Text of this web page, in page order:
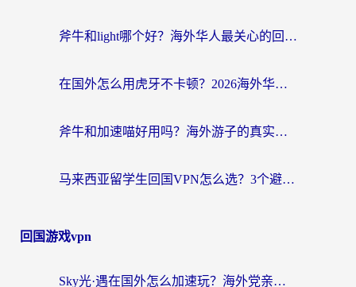
斧牛和light哪个好？海外华人最关心的回国加速器选择难题，一篇讲透
在国外怎么用虎牙不卡顿？2026海外华人亲测有效的回国加速器选择指南
斧牛和加速喵好用吗？海外游子的真实选择困境
马来西亚留学生回国VPN怎么选？3个避坑点+1款实测好用的加速器推荐
回国游戏vpn
Sky光·遇在国外怎么加速玩？海外党亲测有效的国服游戏加速指南